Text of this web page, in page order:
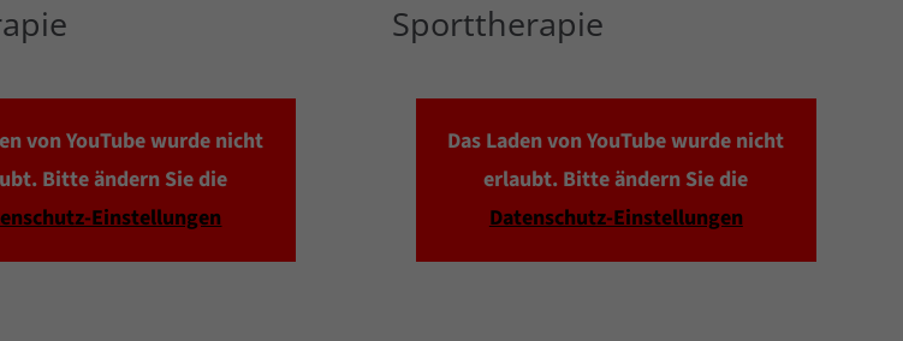
von YouTube wurde nicht
Bitte ändern Sie die
Einstellungen
Sporttherapie
Das Laden von YouTube wurde nicht
erlaubt. Bitte ändern Sie die
Datenschutz-Einstellungen